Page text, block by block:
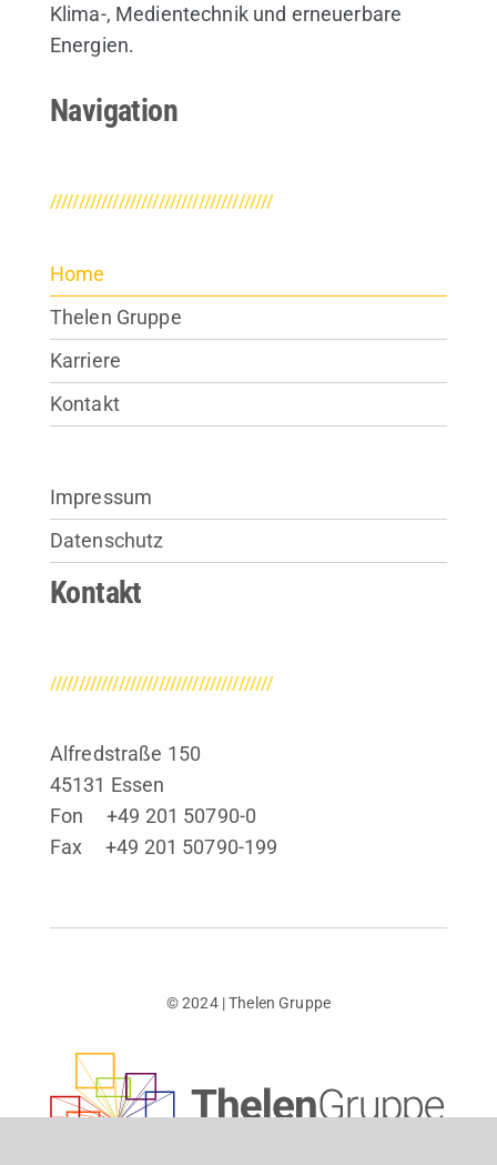
Klima-, Medientechnik und erneuerbare
Energien.
Navigation
///////////////////////////////////////
Home
Thelen Gruppe
Karriere
Kontakt
Impressum
Datenschutz
Kontakt
///////////////////////////////////////
Alfredstraße 150
45131 Essen
Fon +49 201 50790-0
Fax +49 201 50790-199
© 2024 | Thelen Gruppe